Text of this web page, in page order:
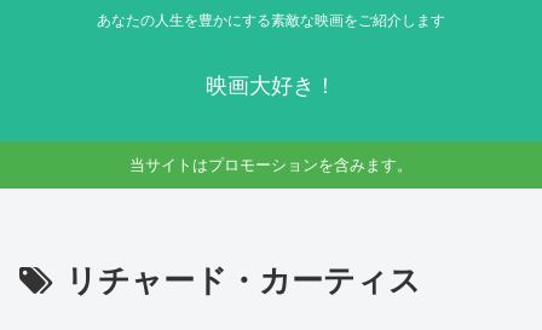
あなたの人生を豊かにする素敵な映画をご紹介します
映画大好き！
当サイトはプロモーションを含みます。
リチャード・カーティス